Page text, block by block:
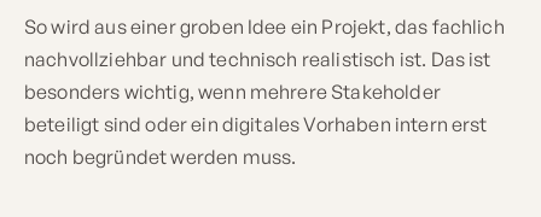
So wird aus einer groben Idee ein Projekt, das fachlich
nachvollziehbar und technisch realistisch ist. Das ist
besonders wichtig, wenn mehrere Stakeholder
beteiligt sind oder ein digitales Vorhaben intern erst
noch begründet werden muss.